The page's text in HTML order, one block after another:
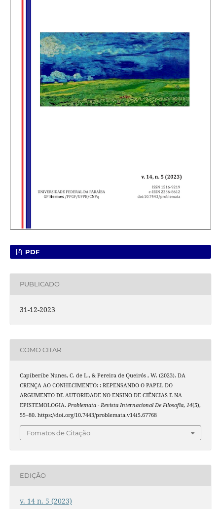
PDF
PUBLICADO
31-12-2023
COMO CITAR
Capiberibe Nunes, C. de L., & Pereira de Queirós , W. (2023). DA
CRENÇA AO CONHECIMENTO: : REPENSANDO O PAPEL DO
ARGUMENTO DE AUTORIDADE NO ENSINO DE CIÊNCIAS E NA
EPISTEMOLOGIA. Problemata - Revista Internacional De Filosofia, 14(5),
55–80. https://doi.org/10.7443/problemata.v14i5.67768
Fomatos de Citação
EDIÇÃO
v. 14 n. 5 (2023)